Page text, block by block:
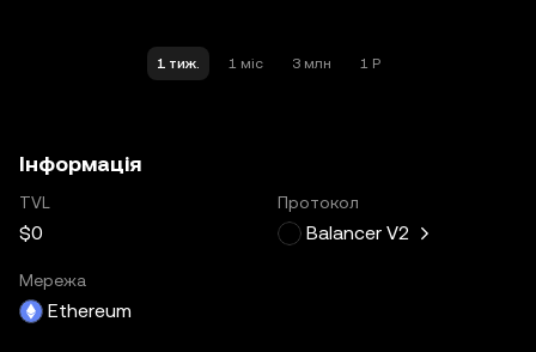
1 тиж. 1 міс 3 млн 1 Р
Інформація
TVL
$0
Протокол
Balancer V2
Мережа
Ethereum